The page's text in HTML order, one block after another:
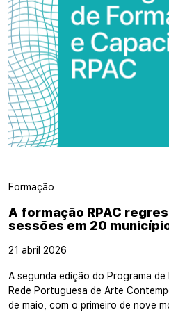
Formação
A formação RPAC
sessões em 20
21 abril 2026
A segunda edição do Programa
Rede Portuguesa de Arte
de maio, com o primeiro de nove